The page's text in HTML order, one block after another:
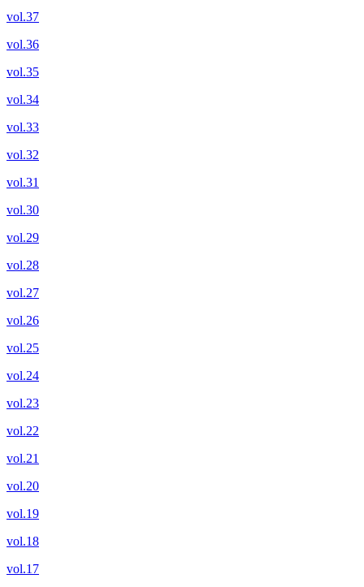
vol.37
vol.36
vol.35
vol.34
vol.33
vol.32
vol.31
vol.30
vol.29
vol.28
vol.27
vol.26
vol.25
vol.24
vol.23
vol.22
vol.21
vol.20
vol.19
vol.18
vol.17